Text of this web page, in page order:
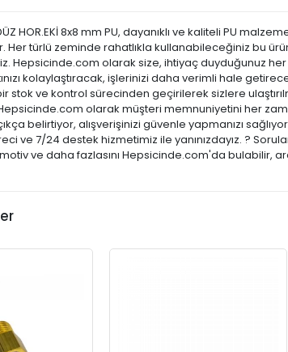
HOR.EKİ 8x8 mm PU, dayanıklı ve kaliteli PU
Her türlü zeminde rahatlıkla kullanabileceğiniz bu
Hepsicinde.com olarak size, ihtiyaç duyduğunuz her
kolaylaştıracak, işlerinizi daha verimli hale
stok ve kontrol sürecinden geçirilerek sizlere
olarak müşteri memnuniyetini her
belirtiyor, alışverişinizi güvenle yapmanızı
ve 7/24 destek hizmetimiz ile yanınızdayız. ?
ve daha fazlasını Hepsicinde.com'da bulabilir,